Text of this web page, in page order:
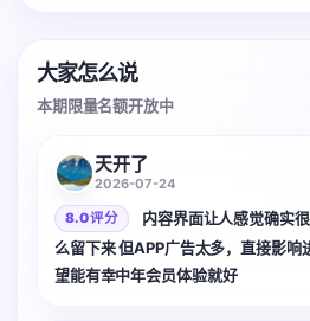
大家怎么说
本期限量名额开放中
天开了
2026-07-24
8.0 评分
内容界面让人感觉确实
么留下来 但APP广告太多，直接影响
望能有幸中年会员体验就好